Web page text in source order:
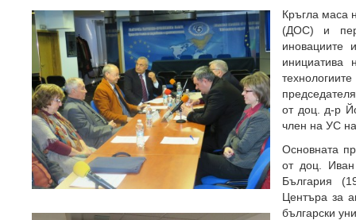
Кръгла маса
(ДОС) и
иновациите
от доц. д-р
член на УС
Основната
от доц. Иван
България
Центъра за
български